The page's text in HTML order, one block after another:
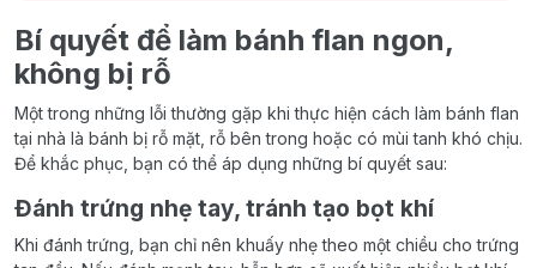
Bí quyết để làm bánh flan ngon,
không bị rỗ
Một trong những lỗi thường gặp khi thực hiện cách làm bánh flan
tại nhà là bánh bị rỗ mặt, rỗ bên trong hoặc có mùi tanh khó chịu.
Để khắc phục, bạn có thể áp dụng những bí quyết sau:
Đánh trứng nhẹ tay, tránh tạo bọt khí
Khi đánh trứng, bạn chỉ nên khuấy nhẹ theo một chiều cho trứng